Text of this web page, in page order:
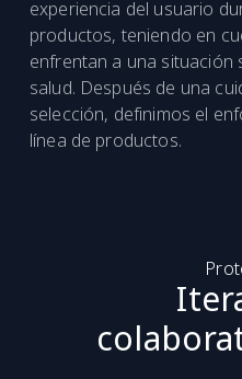
experiencia del usuario
productos, teniendo en
enfrentan a una situación
salud. Después de una
selección, definimos el
línea de productos.